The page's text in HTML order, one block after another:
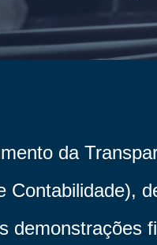
da
demonstrações